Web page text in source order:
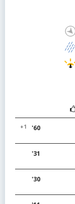
'60
+1
'31
'30